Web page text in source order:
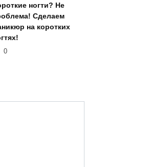
ногти? Не
Сделаем
на коротких
0